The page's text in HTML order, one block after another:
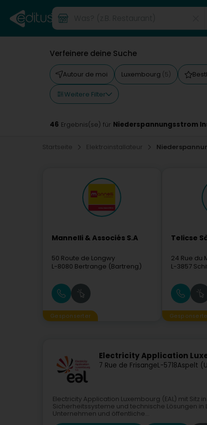
Verfeinere deine Suche
Autour de moi Luxembourg (5)
Weitere Filter
46 Ergebnis(se) für Niederspannungsstrom
Startseite Elektroinstallateur
Mannelli & Associés S.A
50 Route de Longwy
L-8080 Bertrange (Bartreng)
Gesponserter
Telicse
24 Rue du
L-3857
Electricity Application
7 Rue de FrisangeL-5718Aspelt
Electricity Application Luxembourg (EAL) mit
Sicherheitssysteme und technische Lösungen
Unternehmen und öffentliche...